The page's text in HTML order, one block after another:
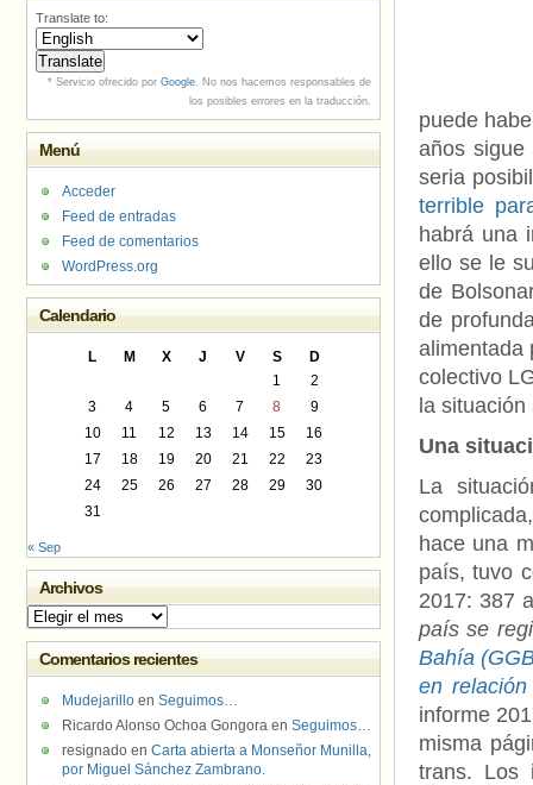
puede
años
seria
terrible
habrá una
ello se le
de
de
alimentada
colectivo
la
Una
La
hace una
país, tuvo
2017: 387
país se
Bahía
en
informe
misma
trans. Los
Translate to:
* Servicio ofrecido por Google. No nos hacemos responsables de
los posibles errores en la traducción.
Menú
Acceder
Feed de entradas
Feed de comentarios
WordPress.org
Calendario
L M X J V S
D
1
2
3
4 5 6 7 8
9
10
11 12 13 14 15
16
17
18 19 20 21 22
23
24
25 26 27 28 29
30
31
« Sep
Archivos
Archivos
Comentarios recientes
Mudejarillo en Seguimos…
Ricardo Alonso Ochoa Gongora en Seguimos…
resignado en Carta abierta a Monseñor Munilla,
por Miguel Sánchez Zambrano.